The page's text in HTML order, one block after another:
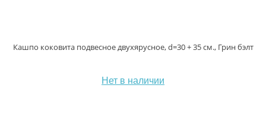
Кашпо коковита подвесное двухярусное, d=30 + 35 см., Грин бэлт
Нет в наличии